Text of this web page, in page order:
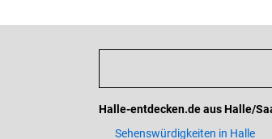
Halle-entdecken.de aus Halle/
Sehenswürdigkeiten in Halle